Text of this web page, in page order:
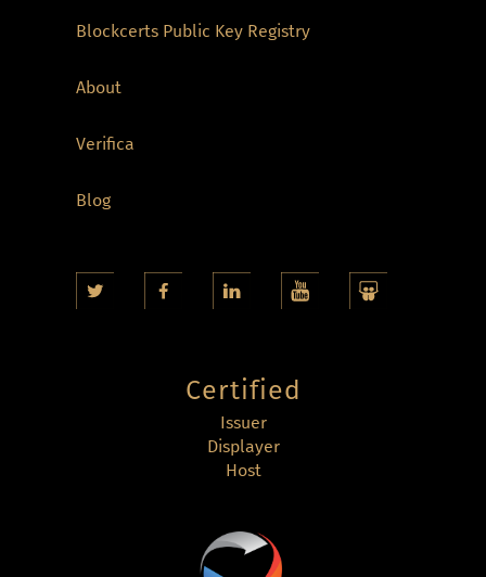
Blockcerts Public Key Registry
About
Verifica
Blog
Certified
Issuer
Displayer
Host